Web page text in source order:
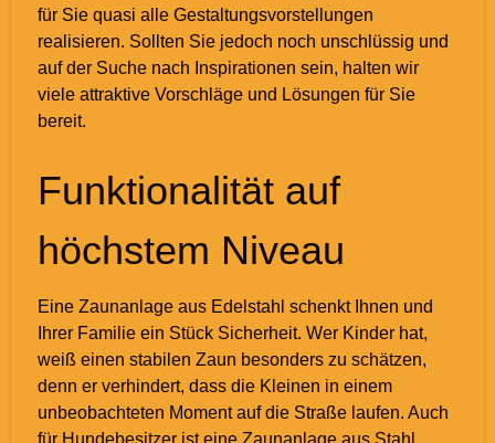
für Sie quasi alle Gestaltungsvorstellungen
realisieren. Sollten Sie jedoch noch unschlüssig und
auf der Suche nach Inspirationen sein, halten wir
viele attraktive Vorschläge und Lösungen für Sie
bereit.
Funktionalität auf
höchstem Niveau
Eine Zaunanlage aus Edelstahl schenkt Ihnen und
Ihrer Familie ein Stück Sicherheit. Wer Kinder hat,
weiß einen stabilen Zaun besonders zu schätzen,
denn er verhindert, dass die Kleinen in einem
unbeobachteten Moment auf die Straße laufen. Auch